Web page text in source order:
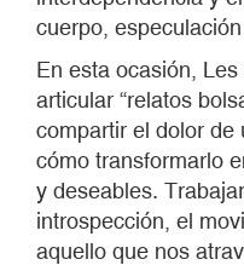
cuerpo,
En esta ocasión,
articular “relatos
compartir el dolor de
cómo transformarlo
y deseables.
introspección, el
aquello que nos